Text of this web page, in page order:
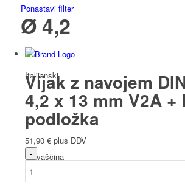
Italijanski
Slovaščina
Ponastavi filter
Ø 4,2
Vijak z navojem
4,2 x 13 mm V2A +
podložka
51,90 € plus DDV